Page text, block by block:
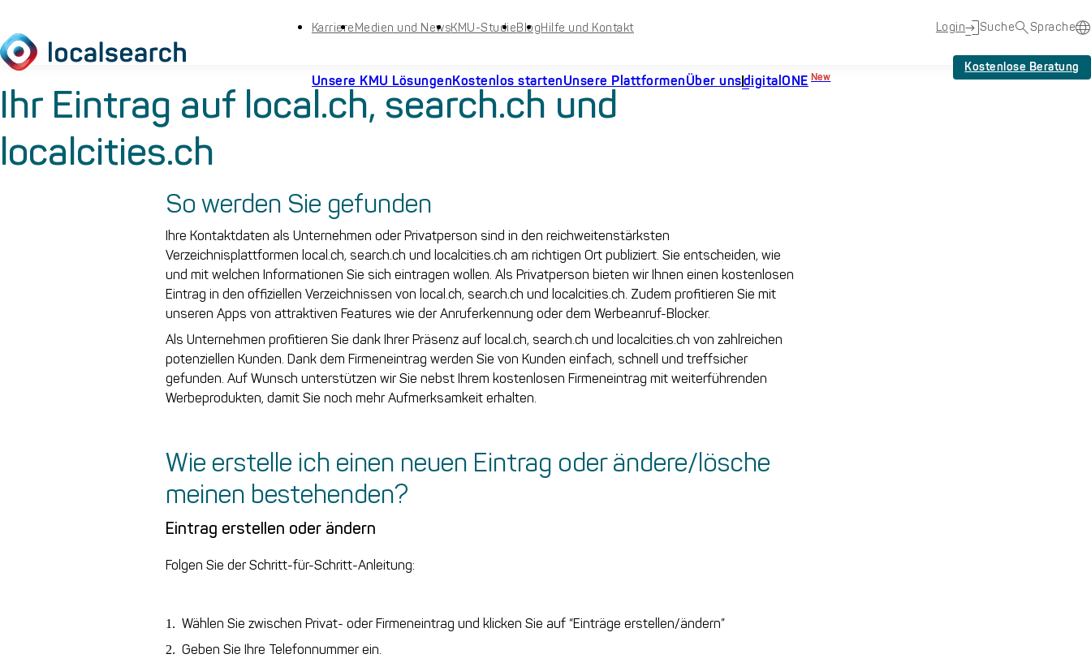
Karriere Medien und NewsKMU-StudieBlogHilfe und Kontakt Login Suche Sprache
Unsere KMU LösungenKostenlos startenUnsere PlattformenÜber unsdigitalONE New
Kostenlose Beratung
Ihr Eintrag auf local.ch, search.ch und
localcities.ch
So werden Sie gefunden
Ihre Kontaktdaten als Unternehmen oder Privatperson sind in den reichweitenstärksten
Verzeichnisplattformen local.ch, search.ch und localcities.ch am richtigen Ort publiziert. Sie entscheiden, wie
und mit welchen Informationen Sie sich eintragen wollen. Als Privatperson bieten wir Ihnen einen kostenlosen
Eintrag in den offiziellen Verzeichnissen von local.ch, search.ch und localcities.ch. Zudem profitieren Sie mit
unseren Apps von attraktiven Features wie der Anruferkennung oder dem Werbeanruf-Blocker.
Als Unternehmen profitieren Sie dank Ihrer Präsenz auf local.ch, search.ch und localcities.ch von zahlreichen
potenziellen Kunden. Dank dem Firmeneintrag werden Sie von Kunden einfach, schnell und treffsicher
gefunden. Auf Wunsch unterstützen wir Sie nebst Ihrem kostenlosen Firmeneintrag mit weiterführenden
Werbeprodukten, damit Sie noch mehr Aufmerksamkeit erhalten.
Wie erstelle ich einen neuen Eintrag oder ändere/lösche
meinen bestehenden?
Eintrag erstellen oder ändern
Folgen Sie der Schritt-für-Schritt-Anleitung:
Wählen Sie zwischen Privat- oder Firmeneintrag und klicken Sie auf “Einträge erstellen/ändern”
Geben Sie Ihre Telefonnummer ein.